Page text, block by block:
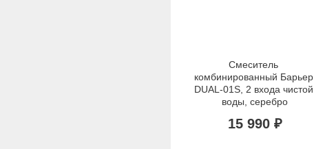
Смеситель
комбинированный Барьер
DUAL-01S, 2 входа чистой
воды, серебро
15 990 ₽